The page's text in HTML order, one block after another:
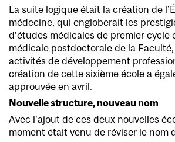
La suite logique était la création de
médecine, qui engloberait les
d’études médicales de premier cycle
médicale postdoctorale de la
activités de développement
création de cette sixième école a
approuvée en avril.
Nouvelle structure, nouveau nom
Avec l’ajout de ces deux nouvelles
moment était venu de réviser le nom